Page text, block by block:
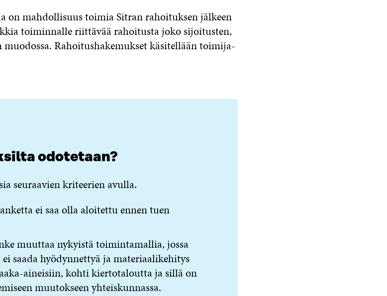
on mahdollisuus toimia Sitran rahoituksen jälkeen
toiminnalle riittävää rahoitusta joko sijoitusten,
Rahoitushakemukset käsitellään toimija-
odotetaan?
seuraavien kriteerien avulla.
ei saa olla aloitettu ennen tuen
muuttaa nykyistä toimintamallia, jossa
saada hyödynnettyä ja materiaalikehitys
aineisiin, kohti kiertotaloutta ja sillä on
muutokseen yhteiskunnassa.